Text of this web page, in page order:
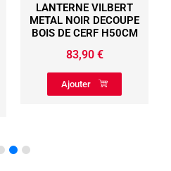
LANTERNE VILBERT
METAL NOIR DECOUPE
BOIS DE CERF H50CM
83,90 €
Ajouter